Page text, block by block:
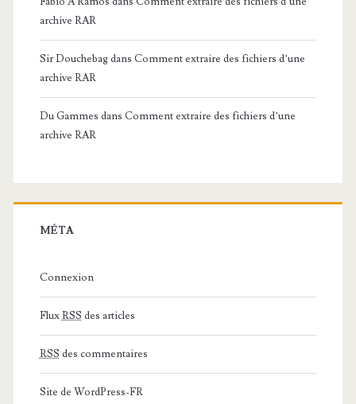
archive RAR
Sir Douchebagdans Comment extraire des fichiers d’une
archive RAR
Du Gammes dans Comment extraire des fichiers d’une
archive RAR
MÉTA
Connexion
FluxRSS des articles
RSS des commentaires
Site de WordPress-FR